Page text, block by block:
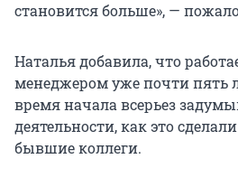
становится больше», —
Наталья добавила, что
менеджером уже почти пять
время начала всерьез
деятельности, как это
бывшие коллеги.